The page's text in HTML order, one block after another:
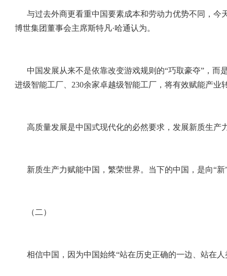
与过去外商更看重中国要素成本和劳动力优势不同，今
博世集团董事会主席斯特凡·哈通认为。
中国发展从来不是依靠改变游戏规则的“巧取豪夺”，
进级智能工厂、230余家卓越级智能工厂，将有效赋能产
高质量发展是中国式现代化的必然要求，发展新质生产
新质生产力赋能中国，繁荣世界。当下的中国，是向“
（二）
相信中国，因为中国始终“站在历史正确的一边、站在